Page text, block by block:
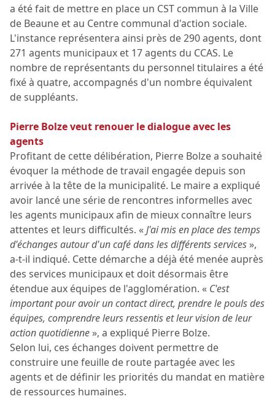
a été fait de mettre en place un CST commun à la Ville
de Beaune et au Centre communal d'action sociale.
L'instance représentera ainsi près de 290 agents, dont
271 agents municipaux et 17 agents du CCAS. Le
nombre de représentants du personnel titulaires a été
fixé à quatre, accompagnés d'un nombre équivalent
de suppléants.
Pierre Bolze veut renouer le dialogue avec les
agents
Profitant de cette délibération, Pierre Bolze a souhaité
évoquer la méthode de travail engagée depuis son
arrivée à la tête de la municipalité. Le maire a expliqué
avoir lancé une série de rencontres informelles avec
les agents municipaux afin de mieux connaître leurs
attentes et leurs difficultés. «J'ai mis en place des temps
d'échanges autour d'un café dans les différents services »,
a-t-il indiqué. Cette démarche a déjà été menée auprès
des services municipaux et doit désormais être
étendue aux équipes de l'agglomération. « C'est
important pour avoir un contact direct, prendre le pouls des
équipes, comprendre leurs ressentis et leur vision de leur
action quotidienne », a expliqué Pierre Bolze.
Selon lui, ces échanges doivent permettre de
construire une feuille de route partagée avec les
agents et de définir les priorités du mandat en matière
de ressources humaines.